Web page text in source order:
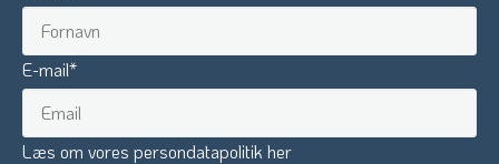
E-mail*
Læs om vores persondatapolitik her